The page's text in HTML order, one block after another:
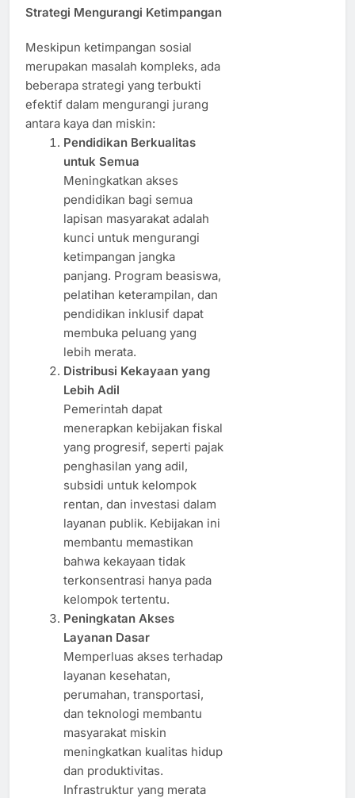
Strategi Mengurangi Ketimpangan
Meskipun ketimpangan sosial
merupakan masalah kompleks, ada
beberapa strategi yang terbukti
efektif dalam mengurangi jurang
antara kaya dan miskin:
Pendidikan Berkualitas
untuk Semua
Meningkatkan akses
pendidikan bagi semua
lapisan masyarakat adalah
kunci untuk mengurangi
ketimpangan jangka
panjang. Program beasiswa,
pelatihan keterampilan, dan
pendidikan inklusif dapat
membuka peluang yang
lebih merata.
Distribusi Kekayaan yang
Lebih Adil
Pemerintah dapat
menerapkan kebijakan fiskal
yang progresif, seperti pajak
penghasilan yang adil,
subsidi untuk kelompok
rentan, dan investasi dalam
layanan publik. Kebijakan ini
membantu memastikan
bahwa kekayaan tidak
terkonsentrasi hanya pada
kelompok tertentu.
Peningkatan Akses
Layanan Dasar
Memperluas akses terhadap
layanan kesehatan,
perumahan, transportasi,
dan teknologi membantu
masyarakat miskin
meningkatkan kualitas hidup
dan produktivitas.
Infrastruktur yang merata